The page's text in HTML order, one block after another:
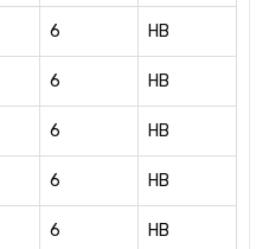
6 HB
6 HB
6 HB
6 HB
6 HB